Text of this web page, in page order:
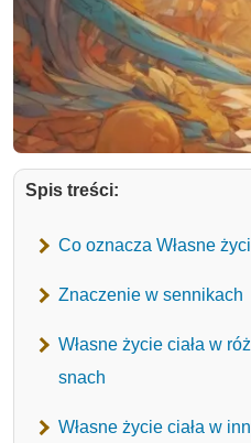
Spis treści:
Co oznacza Własne
Znaczenie w sennikach
Własne życie ciała w
snach
Własne życie ciała w